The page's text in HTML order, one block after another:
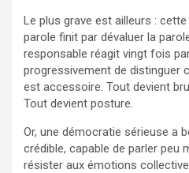
Le plus grave est ailleurs :
parole finit par dévaluer la
responsable réagit vingt fois
progressivement de distinguer
est accessoire. Tout devient
Tout devient posture.
Or, une démocratie sérieuse a
crédible, capable de parler peu
résister aux émotions